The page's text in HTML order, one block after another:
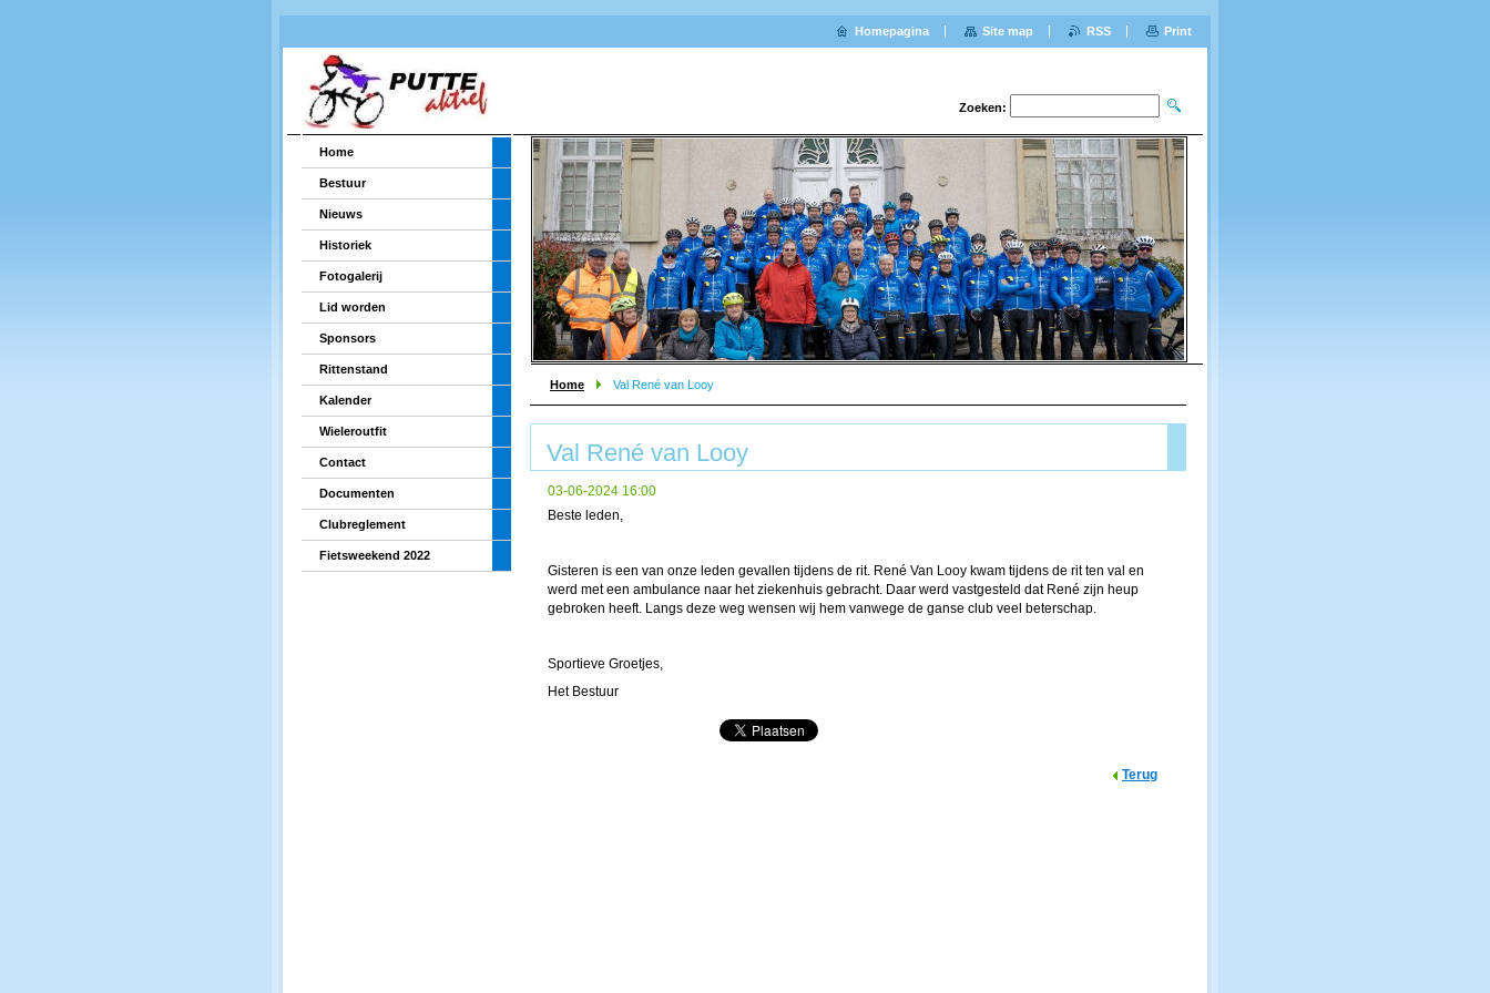
Zoeken:
Home Val René van Looy
Val René van Looy
03-06-2024 16:00
Beste leden,
Gisteren is een van onze leden gevallen tijdens de rit. René Van Looy kwam tijdens de rit ten val en
werd met een ambulance naar het ziekenhuis gebracht. Daar werd vastgesteld dat René zijn heup
gebroken heeft. Langs deze weg wensen wij hem vanwege de ganse club veel beterschap.
Sportieve Groetjes,
Het Bestuur
Terug
Home
Bestuur
Nieuws
Historiek
Fotogalerij
Lid worden
Sponsors
Rittenstand
Kalender
Wieleroutfit
Contact
Documenten
Clubreglement
Fietsweekend 2022
Homepagina Site map RSS Print